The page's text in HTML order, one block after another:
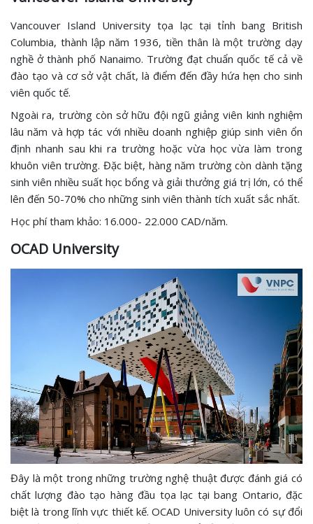
Vancouver Island University tọa lạc tại tỉnh bang British
Columbia, thành lập năm 1936, tiền thân là một trường dạy
nghề ở thành phố Nanaimo. Trường đạt chuẩn quốc tế cả về
đào tạo và cơ sở vật chất, là điểm đến đầy hứa hẹn cho sinh
viên quốc tế.
Ngoài ra, trường còn sở hữu đội ngũ giảng viên kinh nghiệm
lâu năm và hợp tác với nhiều doanh nghiệp giúp sinh viên ổn
định nhanh sau khi ra trường hoặc vừa học vừa làm trong
khuôn viên trường. Đặc biệt, hàng năm trường còn dành tặng
sinh viên nhiều suất học bổng và giải thưởng giá trị lớn, có thể
lên đến 50-70% cho những sinh viên thành tích xuất sắc nhất.
Học phí tham khảo: 16.000- 22.000 CAD/năm.
OCAD University
Đây là một trong những trường nghệ thuật được đánh giá có
chất lượng đào tạo hàng đầu tọa lạc tại bang Ontario, đặc
biệt là trong lĩnh vực thiết kế. OCAD University luôn có sự đổi